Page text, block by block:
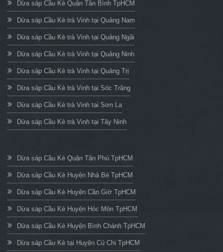
Dừa sáp Cầu Kè Quận Tân Bình TpHCM
Dừa sáp Cầu Kè trà Vinh tại Quảng Nam
Dừa sáp Cầu Kè trà Vinh tại Quảng Ngãi
Dừa sáp Cầu Kè trà Vinh tại Quảng Ninh
Dừa sáp Cầu Kè trà Vinh tại Quảng Trị
Dừa sáp Cầu Kè trà Vinh tại Sóc Trăng
Dừa sáp Cầu Kè trà Vinh tại Sơn La
Dừa sáp Cầu Kè trà Vinh tại Tây Ninh
Dừa sáp Cầu Kè Quận Tân Phú TpHCM
Dừa sáp Cầu Kè Huyện Nhà Bè TpHCM
Dừa sáp Cầu Kè Huyện Cần Giờ TpHCM
Dừa sáp Cầu Kè Huyện Hóc Môn TpHCM
Dừa sáp Cầu Kè Huyện Bình Chánh TpHCM
Dừa sáp Cầu Kè tại Huyện Củ Chi TpHCM